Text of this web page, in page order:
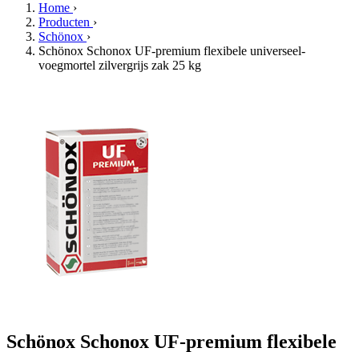
Home ›
Producten ›
Schönox ›
Schönox Schonox UF-premium flexibele universeel-
voegmortel zilvergrijs zak 25 kg
Schönox Schonox UF-premium flexibele